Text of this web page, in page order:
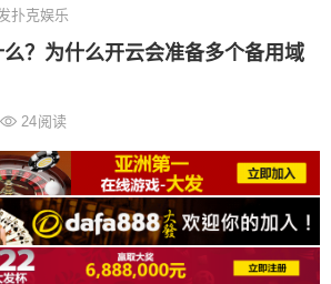
扑克娱乐
？为什么开云会准备多个备用域
24阅读